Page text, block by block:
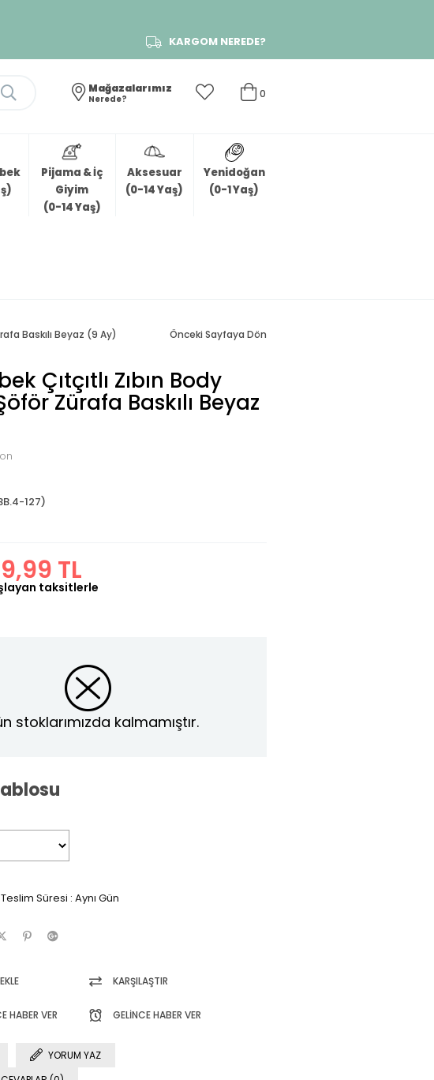
KARGOM NEREDE?
0
Mağazalarımız
Nerede?
Pijama & İç
Giyim
(0-14 Yaş)
Aksesuar
(0-14 Yaş)
Yenidoğan
(0-1 Yaş)
Baskılı Beyaz (9 Ay) Önceki Sayfaya Dön
Çıtçıtlı Zıbın Body
Zürafa Baskılı Beyaz
127)
TL
taksitlerle
stoklarımızda kalmamıştır.
Süresi : Aynı Gün
KARŞILAŞTIR
HABER VER GELINCE HABER VER
YORUM YAZ